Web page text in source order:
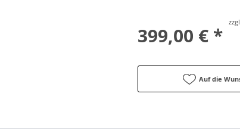
399,00 € *
Auf die